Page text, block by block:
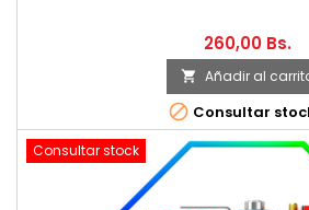
260,00 Bs.
 Añadir al
 Consultar
Consultar stock